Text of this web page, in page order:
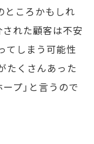
ところかもしれ
された顧客は不安
てしまう可能性
たくさんあった
ープ」と言うので